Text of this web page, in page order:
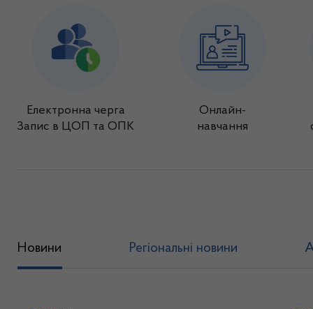
Електронна черга
Запис в ЦОП та ОПК
Онлайн-
навчання
Новини Регіональні новини